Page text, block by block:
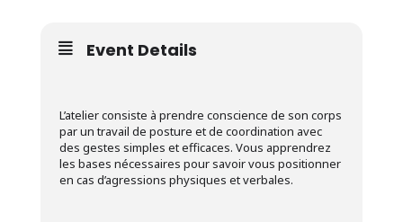
Event Details
L’atelier consiste à prendre conscience de son corps
par un travail de posture et de coordination avec
des gestes simples et efficaces. Vous apprendrez
les bases nécessaires pour savoir vous positionner
en cas d’agressions physiques et verbales.